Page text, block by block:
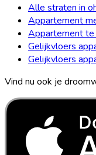
Alle straten in
Appartement
Appartement te
Gelijkvloers
Gelijkvloers
Vind nu ook je